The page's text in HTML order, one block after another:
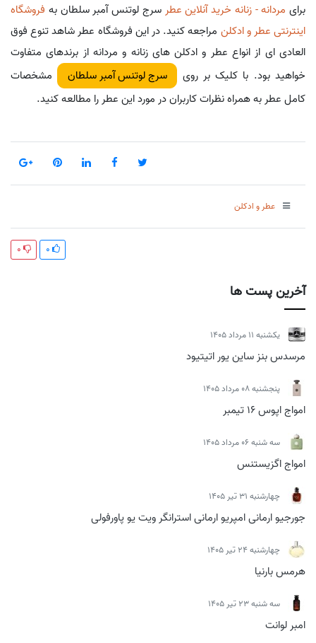
آخرین پست ها
يكشنبه 11 مرداد 1405
مرسدس بنز ساین یور اتیتیود
پنجشنبه 08 مرداد 1405
امواج اپوس 16 تیمبر
سه شنبه 06 مرداد 1405
امواج اگزیستنس
چهارشنبه 31 تیر 1405
جورجیو ارمانی امپریو ارمانی استرانگر ویت یو پاورفولی
چهارشنبه 24 تیر 1405
هرمس بارنیا
سه شنبه 23 تیر 1405
امبر لوانت
برای مردانه - زنانه خرید آنلاین عطر سرج لوتنس آمبر سلطان به فروشگاه
اینترنتی عطر و ادکلن مراجعه کنید. در این فروشگاه عطر شاهد تنوع فوق
العادی ای از انواع عطر و ادکلن های زنانه و مردانه از برندهای متفاوت
خواهید بود. با کلیک بر روی
سرج لوتنس آمبر سلطان
مشخصات
کامل عطر به همراه نظرات کاربران در مورد این عطر را مطالعه کنید.
عطر و ادکلن